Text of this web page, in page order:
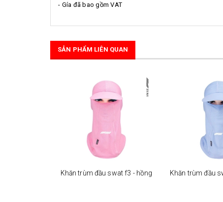
- Gía đã bao gồm VAT
SẢN PHẨM LIÊN QUAN
Khăn trùm đầu swat f3 - hồng